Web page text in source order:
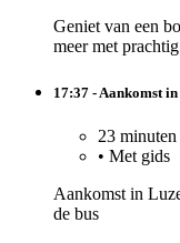
Geniet van een
meer met
17:37 - Aankomst
23 minuten
• Met gids
Aankomst in
de bus